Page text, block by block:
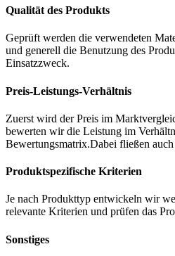
Qualität des Produkts
Geprüft werden die verwendeten
und generell die Benutzung des
Einsatzzweck.
Preis-Leistungs-Verhältnis
Zuerst wird der Preis im
bewerten wir die Leistung im
Bewertungsmatrix.Dabei fließen
Produktspezifische Kriterien
Je nach Produkttyp entwickeln wir
relevante Kriterien und prüfen das
Sonstiges